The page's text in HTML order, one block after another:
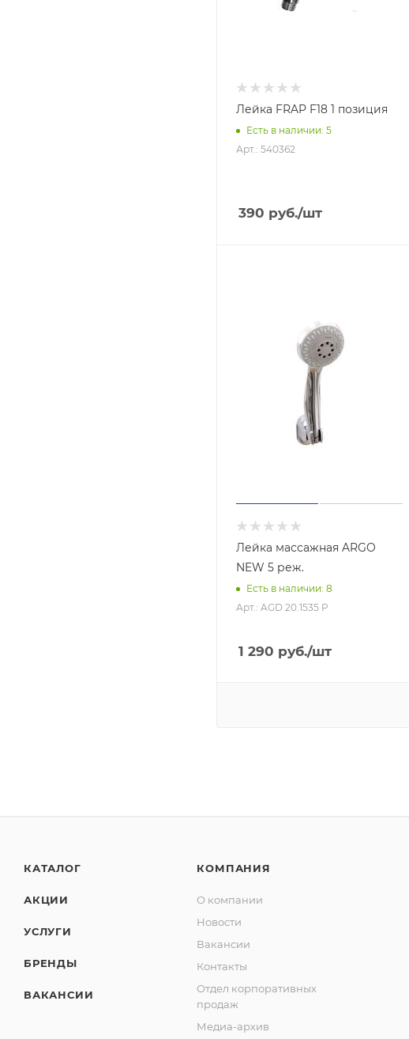
Лейка FRAP F18 1 позиция
Есть в наличии: 5
Арт.: 540362
390 руб./шт
Лейка массажная ARGO
NEW 5 реж.
Есть в наличии: 8
Арт.: AGD 20.1535 P
1 290 руб./шт
КАТАЛОГ
АКЦИИ
УСЛУГИ
БРЕНДЫ
ВАКАНСИИ
КОМПАНИЯ
О компании
Новости
Вакансии
Контакты
Отдел корпоративных
продаж
Медиа-архив